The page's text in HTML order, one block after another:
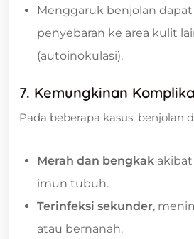
Menggaruk benjolan
penyebaran ke area kulit
(autoinokulasi).
7. Kemungkinan
Pada beberapa kasus, benjolan
Merah dan bengkak
imun tubuh.
Terinfeksi sekunder,
atau bernanah.